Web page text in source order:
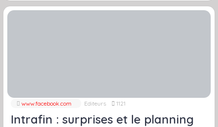
www.facebook.com Editeurs 1121
Intrafin : surprises et le planning